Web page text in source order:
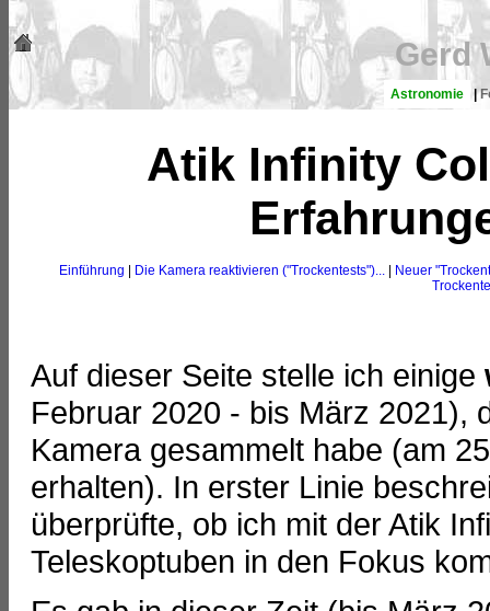
Gerd
Astronomie |
Atik Infinity
Einführung Die Kamera reaktivieren ("Trockentests")...|
Neuer
Auf dieser Seite stelle ich einige
Februar 2020 - bis März 2021),
Kamera gesammelt habe (am
erhalten). In erster Linie
überprüfte, ob ich mit der Atik
Teleskoptuben in den Fokus